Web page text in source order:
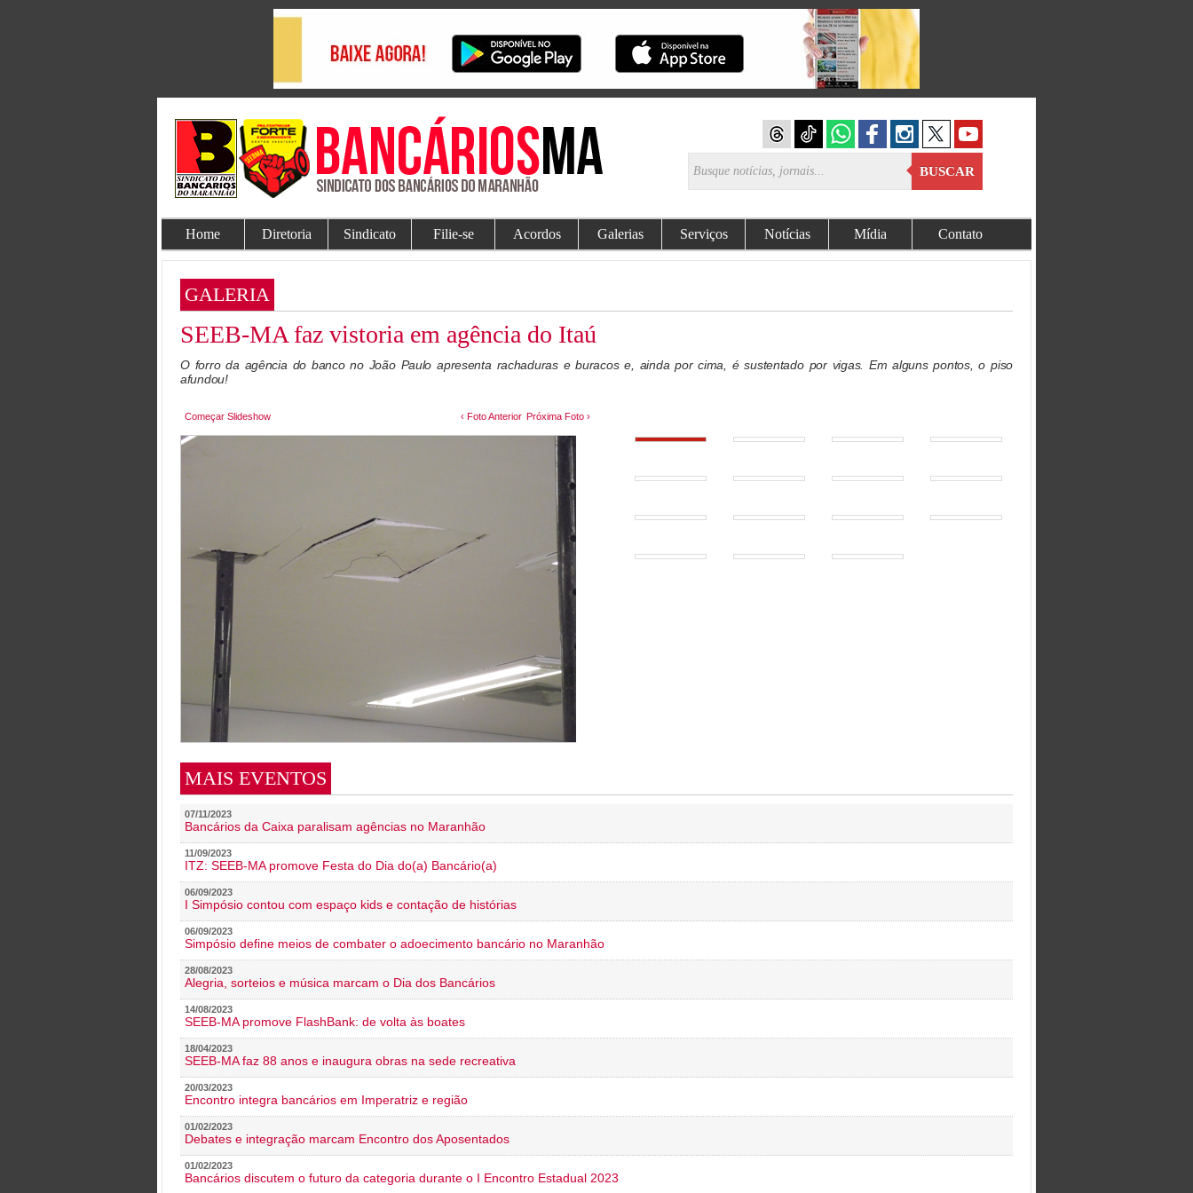
BUSCAR
Home Diretoria Sindicato Filie-se Acordos Galerias Serviços Notícias Mídia Contato
GALERIA
SEEB-MA faz vistoria em agência do Itaú
O forro da agência do banco no João Paulo apresenta rachaduras e buracos e, ainda por cima, é sustentado por vigas. Em alguns pontos, o piso
afundou!
Começar Slideshow ‹ Foto Anterior Próxima Foto ›
MAIS EVENTOS
07/11/2023
Bancários da Caixa paralisam agências no Maranhão
11/09/2023
ITZ: SEEB-MA promove Festa do Dia do(a) Bancário(a)
06/09/2023
I Simpósio contou com espaço kids e contação de histórias
06/09/2023
Simpósio define meios de combater o adoecimento bancário no Maranhão
28/08/2023
Alegria, sorteios e música marcam o Dia dos Bancários
14/08/2023
SEEB-MA promove FlashBank: de volta às boates
18/04/2023
SEEB-MA faz 88 anos e inaugura obras na sede recreativa
20/03/2023
Encontro integra bancários em Imperatriz e região
01/02/2023
Debates e integração marcam Encontro dos Aposentados
01/02/2023
Bancários discutem o futuro da categoria durante o I Encontro Estadual 2023